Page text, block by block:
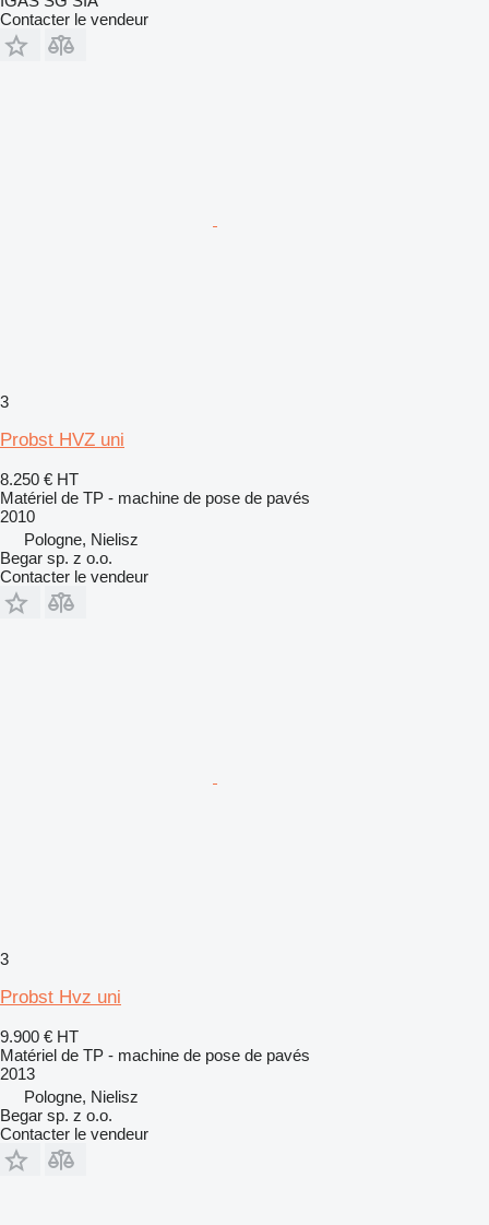
Contacter le vendeur
3
Probst HVZ uni
8.250 € HT
Matériel de TP - machine de pose de pavés
2010
Pologne, Nielisz
Begar sp. z o.o.
Contacter le vendeur
3
Probst Hvz uni
9.900 € HT
Matériel de TP - machine de pose de pavés
2013
Pologne, Nielisz
Begar sp. z o.o.
Contacter le vendeur